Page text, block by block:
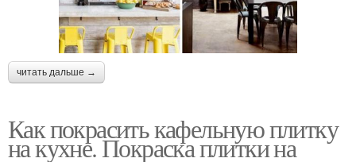
читать дальше →
Как покрасить кафельную плитку
на кухне. Покраска плитки на